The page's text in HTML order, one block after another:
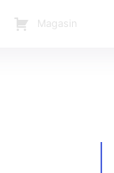
Magasin